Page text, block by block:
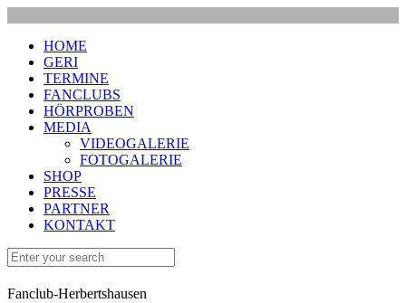
HOME
GERI
TERMINE
FANCLUBS
HÖRPROBEN
MEDIA
VIDEOGALERIE
FOTOGALERIE
SHOP
PRESSE
PARTNER
KONTAKT
Fanclub-Herbertshausen